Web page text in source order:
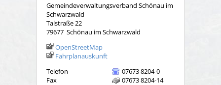
Gemeindeverwaltungsverband Schönau im
Schwarzwald
Talstraße 22
79677 Schönau im Schwarzwald
OpenStreetMap
Fahrplanauskunft
Telefon
07673 8204-0
Fax
07673 8204-14